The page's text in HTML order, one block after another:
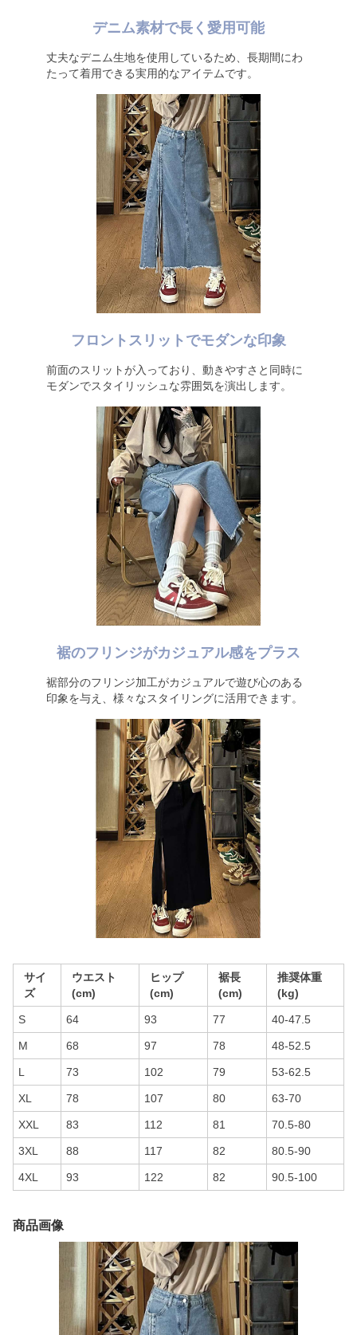
デニム素材で長く愛用可能
丈夫なデニム生地を使用しているため、長期間にわ
たって着用できる実用的なアイテムです。
フロントスリットでモダンな印象
前面のスリットが入っており、動きやすさと同時に
モダンでスタイリッシュな雰囲気を演出します。
裾のフリンジがカジュアル感をプラス
裾部分のフリンジ加工がカジュアルで遊び心のある
印象を与え、様々なスタイリングに活用できます。
サイ
ズ
ウエスト
(cm)
ヒップ
(cm)
裾長
(cm)
推奨体重
(kg)
S 64 93 77 40-47.5
M 68 97 78 48-52.5
L 73 102 79 53-62.5
XL 78 107 80 63-70
XXL 83 112 81 70.5-80
3XL 88 117 82 80.5-90
4XL 93 122 82 90.5-100
商品画像